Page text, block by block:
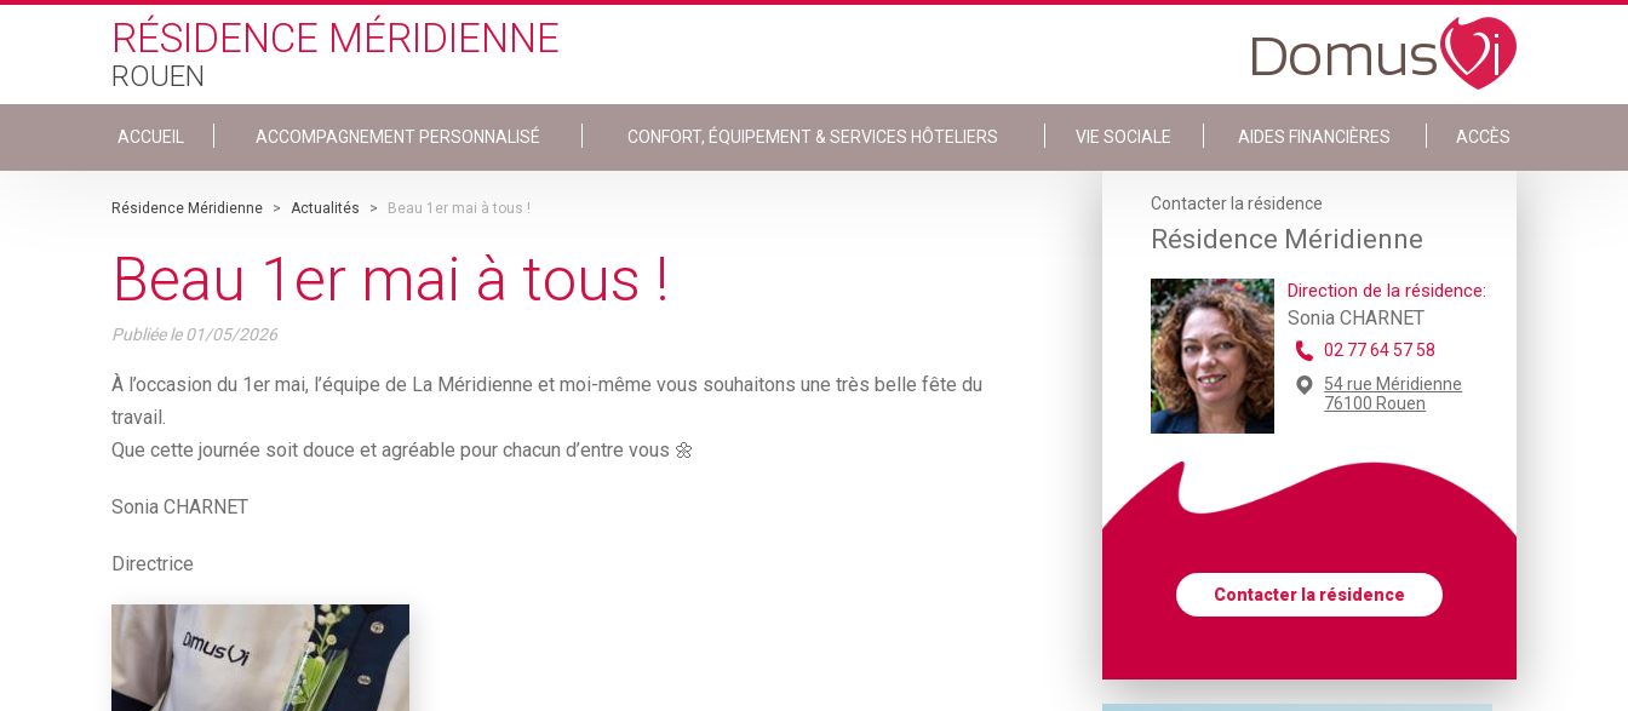
Skip to main content
RÉSIDENCE MÉRIDIENNE
ROUEN
ACCUEIL ACCOMPAGNEMENT PERSONNALISÉ CONFORT, ÉQUIPEMENT & SERVICES HÔTELIERS VIE SOCIALE AIDES FINANCIÈRES ACCÈS
Résidence Méridienne > Actualités > Beau 1er mai à tous !
Beau 1er mai à tous !
Publiée le01/05/2026
À l’occasion du 1er mai, l’équipe de La Méridienne et moi-même vous souhaitons une très belle fête du
travail.
Que cette journée soit douce et agréable pour chacun d’entre vous 🌼
Sonia CHARNET
Directrice
Contacter la résidence
Résidence Méridienne
Direction de la résidence:
Sonia CHARNET
02 77 64 57 58
54 rue Méridienne
76100 Rouen
Contacter la résidence